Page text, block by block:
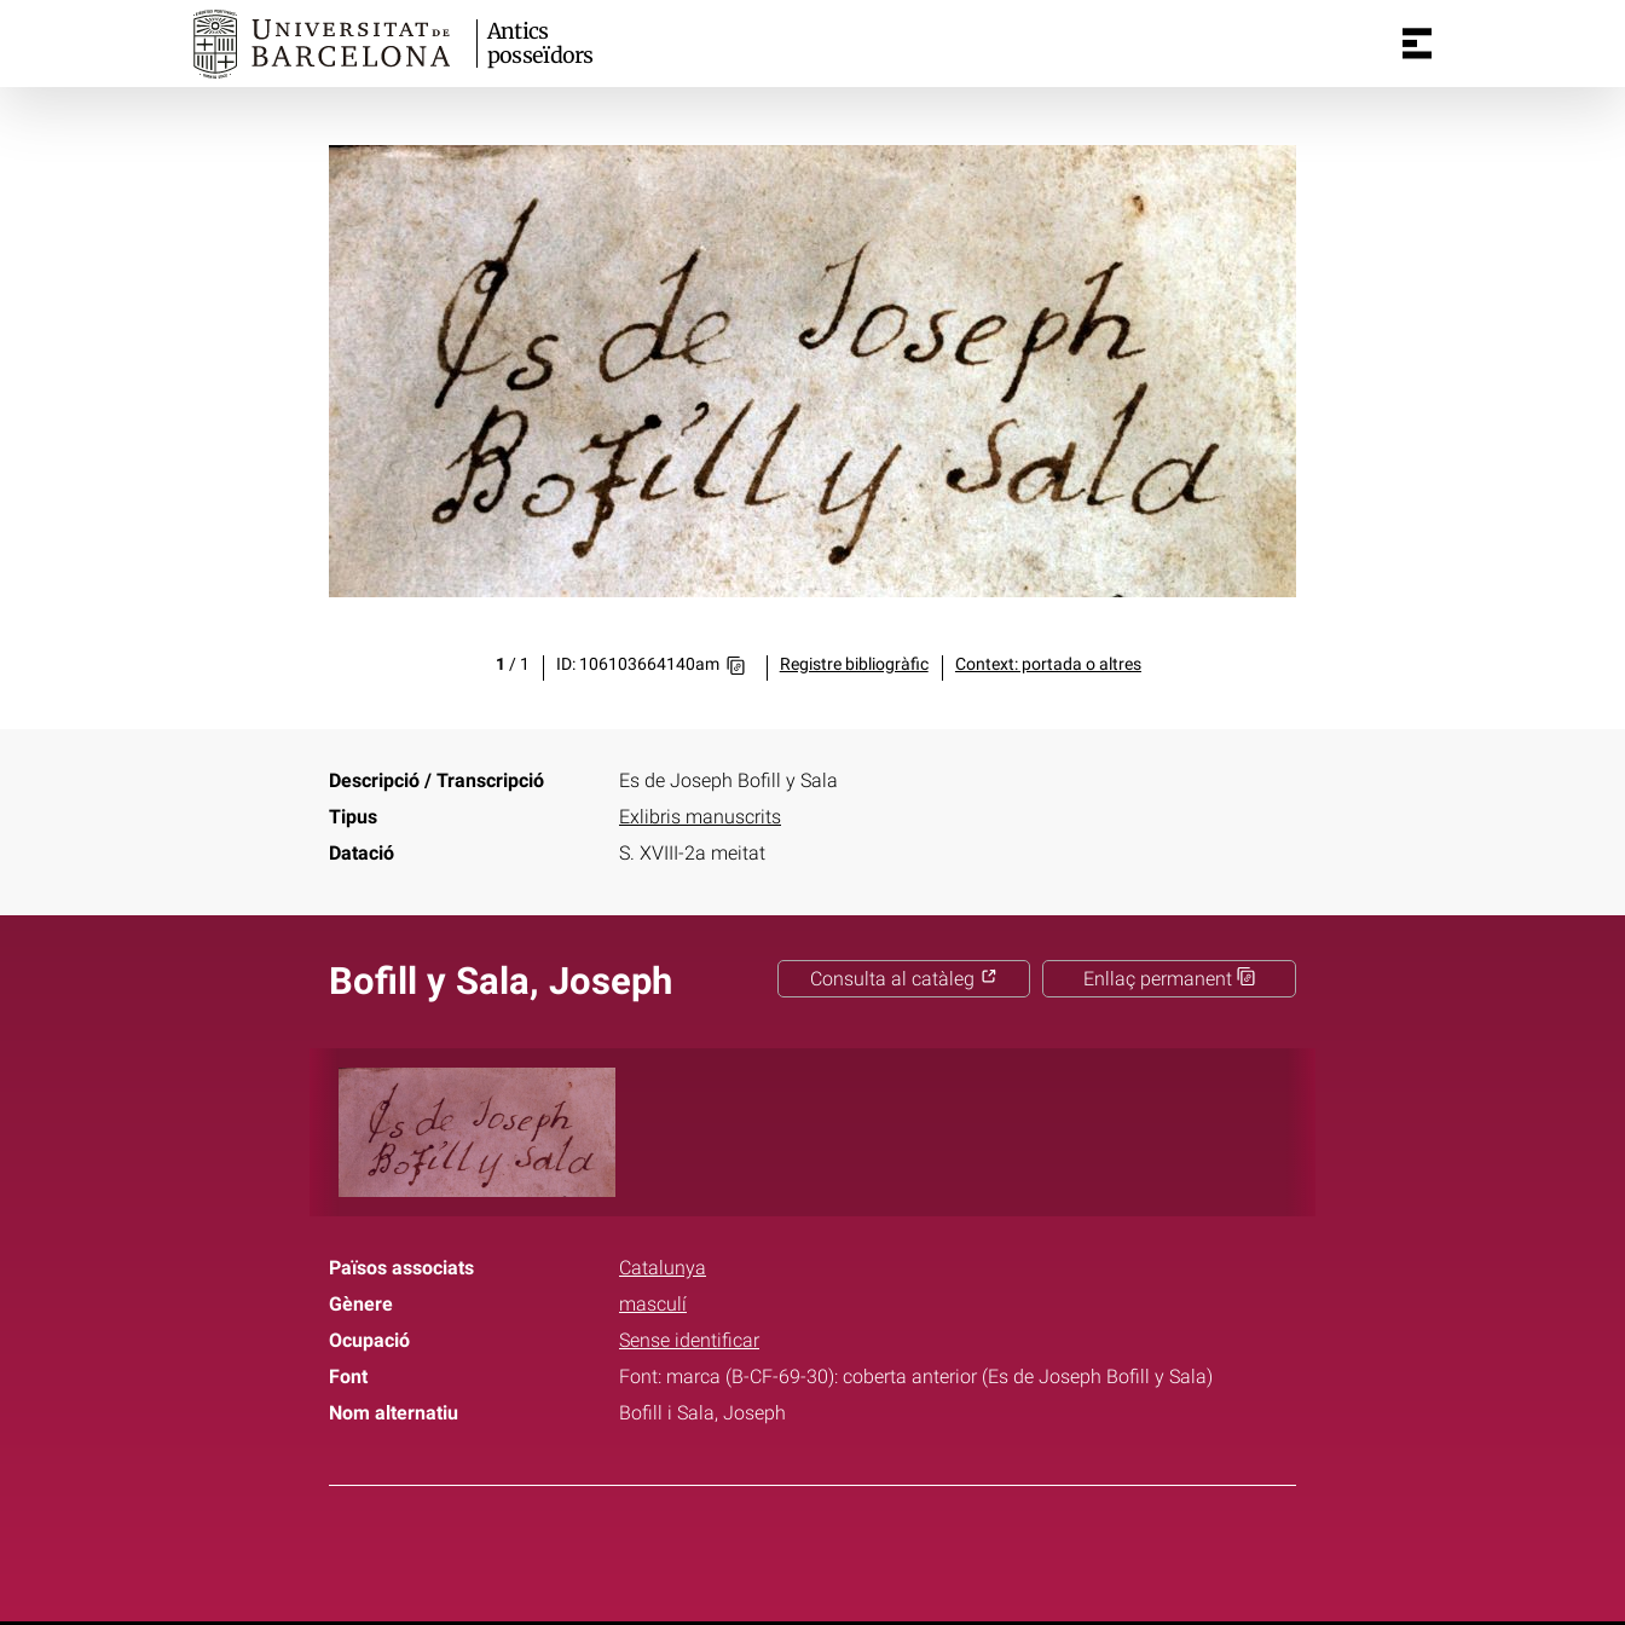
Antics
posseïdors
1 / 1 ID: 106103664140am Registre bibliogràfic Context: portada o altres
Descripció / Transcripció
Es de Joseph Bofill y Sala
Tipus
Exlibris manuscrits
Datació
S. XVIII-2a meitat
Bofill y Sala, Joseph Enllaç permanent
Consulta al catàleg
Països associats
Catalunya
Gènere
masculí
Ocupació
Sense identificar
Font
Font: marca (B-CF-69-30): coberta anterior (Es de Joseph Bofill y Sala)
Nom alternatiu
Bofill i Sala, Joseph